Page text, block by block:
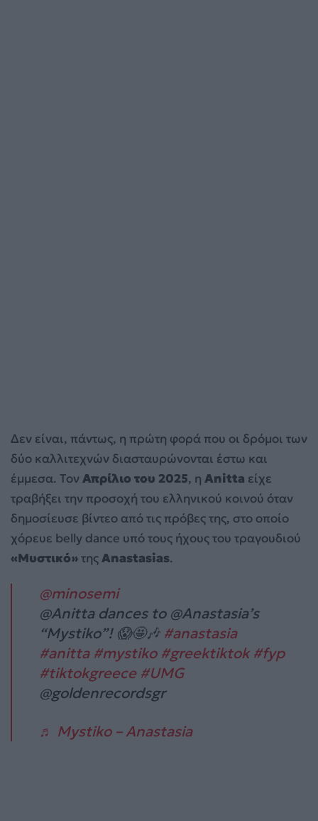
Δεν είναι, πάντως, η πρώτη φορά που οι δρόμοι των
δύο καλλιτεχνών διασταυρώνονται έστω και
έμμεσα. ΤονΑπρίλιο του 2025, η Anitta είχε
τραβήξει την προσοχή του ελληνικού κοινού όταν
δημοσίευσε βίντεο από τις πρόβες της, στο οποίο
χόρευε belly dance υπό τους ήχους του τραγουδιού
«Μυστικό»τηςAnastasias.
@minosemi
@Anitta dances to @Anastasia’s
“Mystiko”! 😱🤩🎶 #anastasia
#anitta #mystiko #greektiktok #fyp
#tiktokgreece #UMG
@goldenrecordsgr
♬ Mystiko – Anastasia